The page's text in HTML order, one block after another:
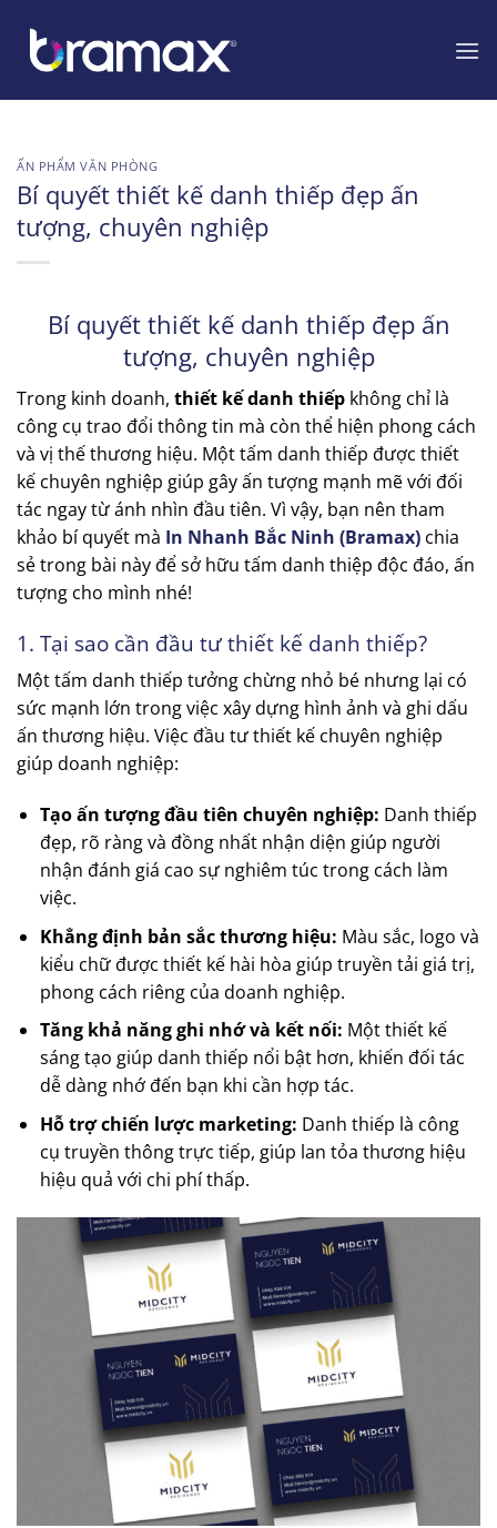
dung
ẤN PHẨM VĂN PHÒNG
Bí quyết thiết kế danh thiếp đẹp ấn
tượng, chuyên nghiệp
Bí quyết thiết kế danh thiếp đẹp ấn
tượng, chuyên nghiệp
Trong kinh doanh, thiết kế danh thiếp không chỉ là
công cụ trao đổi thông tin mà còn thể hiện phong cách
và vị thế thương hiệu. Một tấm danh thiếp được thiết
kế chuyên nghiệp giúp gây ấn tượng mạnh mẽ với đối
tác ngay từ ánh nhìn đầu tiên. Vì vậy, bạn nên tham
khảo bí quyết mà In Nhanh Bắc Ninh (Bramax) chia
sẻ trong bài này để sở hữu tấm danh thiệp độc đáo, ấn
tượng cho mình nhé!
1. Tại sao cần đầu tư thiết kế danh thiếp?
Một tấm danh thiếp tưởng chừng nhỏ bé nhưng lại có
sức mạnh lớn trong việc xây dựng hình ảnh và ghi dấu
ấn thương hiệu. Việc đầu tư thiết kế chuyên nghiệp
giúp doanh nghiệp:
Tạo ấn tượng đầu tiên chuyên nghiệp: Danh thiếp
đẹp, rõ ràng và đồng nhất nhận diện giúp người
nhận đánh giá cao sự nghiêm túc trong cách làm
việc.
Khẳng định bản sắc thương hiệu: Màu sắc, logo và
kiểu chữ được thiết kế hài hòa giúp truyền tải giá trị,
phong cách riêng của doanh nghiệp.
Tăng khả năng ghi nhớ và kết nối: Một thiết kế
sáng tạo giúp danh thiếp nổi bật hơn, khiến đối tác
dễ dàng nhớ đến bạn khi cần hợp tác.
Hỗ trợ chiến lược marketing: Danh thiếp là công
cụ truyền thông trực tiếp, giúp lan tỏa thương hiệu
hiệu quả với chi phí thấp.